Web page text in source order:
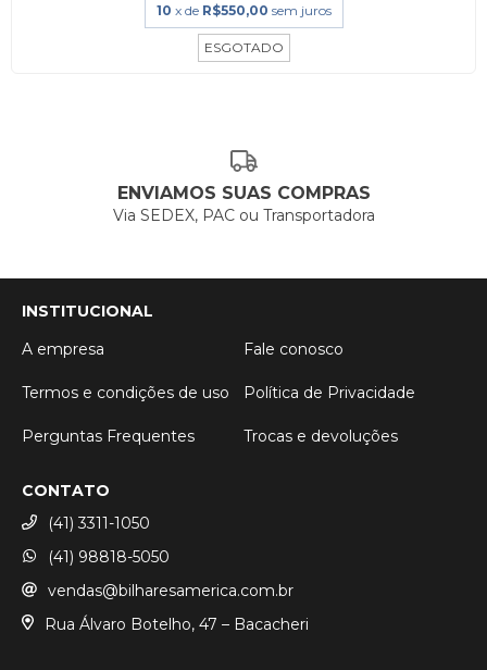
10 x de R$550,00 sem juros
ESGOTADO
ENVIAMOS SUAS COMPRAS
Via SEDEX, PAC ou Transportadora
INSTITUCIONAL
A empresa
Fale conosco
Termos e condições de uso Política de Privacidade
Perguntas Frequentes Trocas e devoluções
CONTATO
(41) 3311-1050
(41) 98818-5050
vendas@bilharesamerica.com.br
Rua Álvaro Botelho, 47 – Bacacheri